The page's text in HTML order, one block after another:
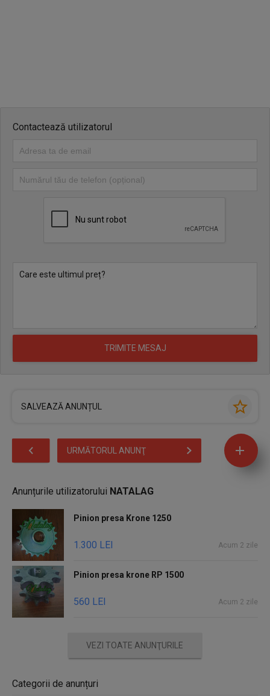
Contactează utilizatorul
SALVEAZĂ ANUNȚUL
URMĂTORUL ANUNŢ
Anunțurile utilizatorului NATALAG
Pinion presa Krone 1250
1.300 LEI Acum 2 zile
Pinion presa krone RP 1500
560 LEI Acum 2 zile
VEZI TOATE ANUNŢURILE
Categorii de anunțuri